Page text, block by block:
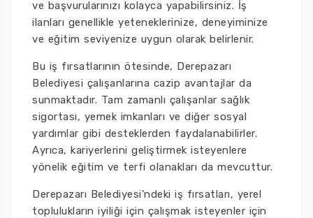
ve başvurularınızı kolayca yapabilirsiniz. İş
ilanları genellikle yeteneklerinize, deneyiminize
ve eğitim seviyenize uygun olarak belirlenir.
Bu iş fırsatlarının ötesinde, Derepazarı
Belediyesi çalışanlarına cazip avantajlar da
sunmaktadır. Tam zamanlı çalışanlar sağlık
sigortası, yemek imkanları ve diğer sosyal
yardımlar gibi desteklerden faydalanabilirler.
Ayrıca, kariyerlerini geliştirmek isteyenlere
yönelik eğitim ve terfi olanakları da mevcuttur.
Derepazarı Belediyesi'ndeki iş fırsatları, yerel
toplulukların iyiliği için çalışmak isteyenler için